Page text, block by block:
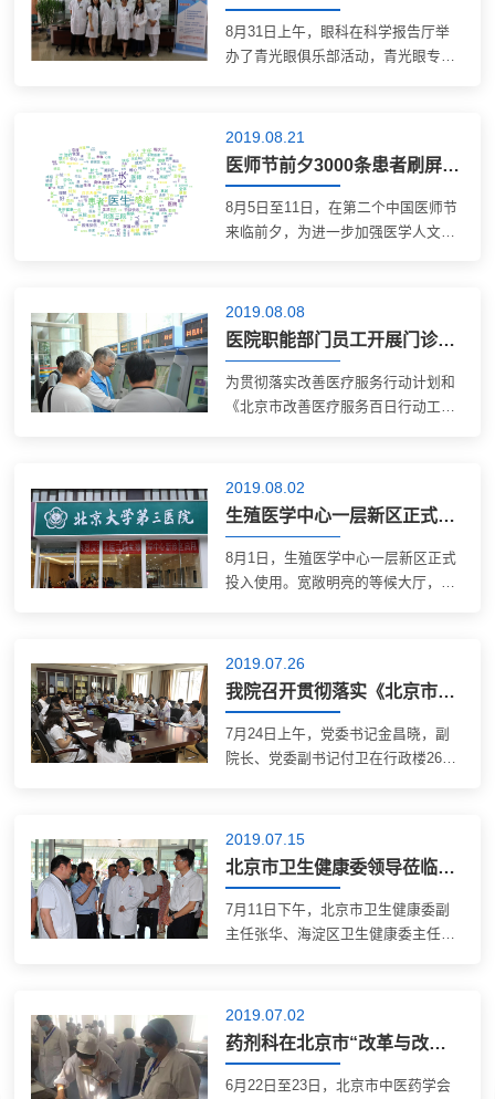
8月31日上午，眼科在科学报告厅举
办了青光眼俱乐部活动，青光眼专科
加。 31日早上8:30活动开始，首先进
行了免费的眼压测量并发放青光眼宣
传资料。...
2019.08.21
医师节前夕3000条患者刷屏留言 致敬三院生命守护者
8月5日至11日，在第二个中国医师节
来临前夕，为进一步加强医学人文建
说”活动，面向社会征集患者最想对医
生说的心里话。短短一周内，共收到
了来...
2019.08.08
医院职能部门员工开展门诊志愿服务
为贯彻落实改善医疗服务行动计划和
《北京市改善医疗服务百日行动工作
职能处室职工全员开展门诊志愿服
务，对患者使用自助机进行帮扶。 参
与值岗的...
2019.08.02
生殖医学中心一层新区正式启用 初诊患者搬新址
8月1日，生殖医学中心一层新区正式
投入使用。宽敞明亮的等候大厅，一
吧……使患者的就诊环境更加舒适，
这里的就诊服务也更加便捷。 北京大
学第三医...
2019.07.26
我院召开贯彻落实《北京市改善医疗服务百日行动工作方案》工作会议
7月24日上午，党委书记金昌晓，副
院长、党委副书记付卫在行政楼266
会，相关临床、医技、职能部门负责
人员参加会议。 《北京市改善医疗服
务百日行...
2019.07.15
北京市卫生健康委领导莅临我院督导医耗联动综合改革落实情况
7月11日下午，北京市卫生健康委副
主任张华、海淀区卫生健康委主任李
行座谈会。我院副院长王健全、付卫
及相关部门负责人参加了督导、座
谈。 张华...
2019.07.02
药剂科在北京市“改革与改善同步”中药技术大赛中取得好成绩
6月22日至23日，北京市中医药学会